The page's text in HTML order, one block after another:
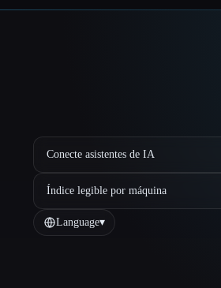
Conecte asistentes de IA
Índice legible por máquina
Language▾